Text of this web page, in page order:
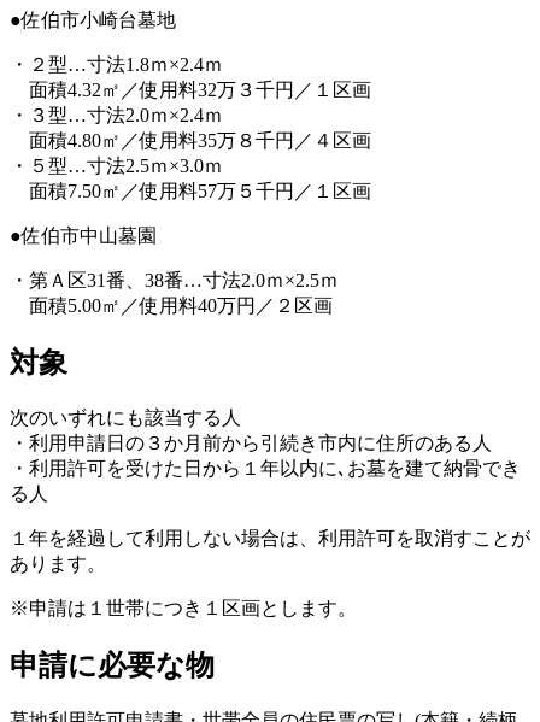
●佐伯市小崎台墓地
・２型…寸法1.8ｍ×2.4ｍ
面積4.32㎡／使用料32万３千円／１区画
・３型…寸法2.0ｍ×2.4ｍ
面積4.80㎡／使用料35万８千円／４区画
・５型…寸法2.5ｍ×3.0ｍ
面積7.50㎡／使用料57万５千円／１区画
●佐伯市中山墓園
・第Ａ区31番、38番…寸法2.0ｍ×2.5ｍ
面積5.00㎡／使用料40万円／２区画
対象
次のいずれにも該当する人
・利用申請日の３か月前から引続き市内に住所のある人
・利用許可を受けた日から１年以内に､お墓を建て納骨でき
る人
１年を経過して利用しない場合は、利用許可を取消すことが
あります。
※申請は１世帯につき１区画とします。
申請に必要な物